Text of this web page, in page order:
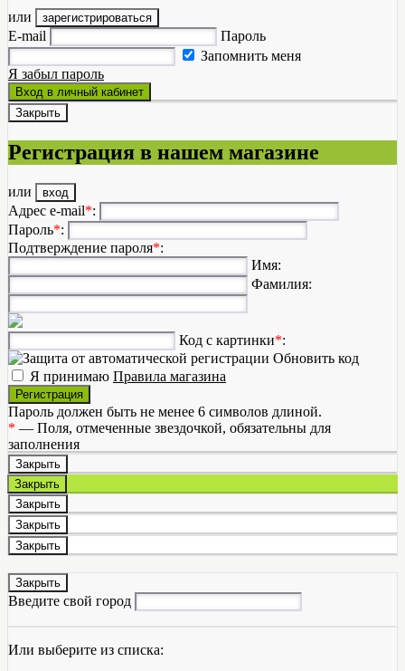
или зарегистрироваться
E-mail
Пароль
Запомнить меня
Я забыл пароль
Вход в личный кабинет
Закрыть
Регистрация в нашем магазине
или вход
Адрес e-mail*:
Пароль*:
Подтверждение пароля*:
Имя:
Фамилия:
Код с картинки*:
Обновить код
Я принимаю Правила магазина
Регистрация
Пароль должен быть не менее 6 символов длиной.
* — Поля, отмеченные звездочкой, обязательны для
заполнения
Закрыть
Закрыть
Закрыть
Закрыть
Закрыть
Закрыть
Введите свой город
Или выберите из списка: